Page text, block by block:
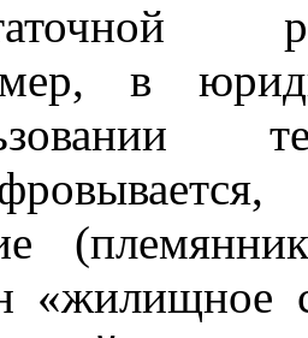
в
«жилищное